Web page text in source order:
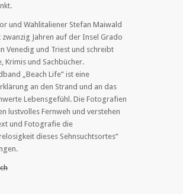
und Wahlitaliener Stefan Maiwald
zwanzig Jahren auf der Insel Grado
Venedig und Triest und schreibt
Krimis und Sachbücher.
„Beach Life” ist eine
an den Strand und an das
Lebensgefühl. Die Fotografien
lustvolles Fernweh und verstehen
und Fotografie die
dieses Sehnsuchtsortes”